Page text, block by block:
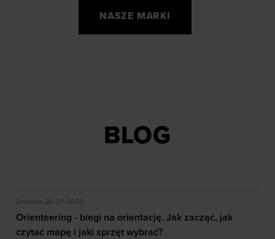
NASZE MARKI
BLOG
efekty daje trening?
Orienteering - biegi na orientację. Jak zacząć, jak
Dodano:28-07-2026
Orienteering - biegi na orientację. Jak zacząć, jak
czytać mapę i jaki sprzęt wybrać?